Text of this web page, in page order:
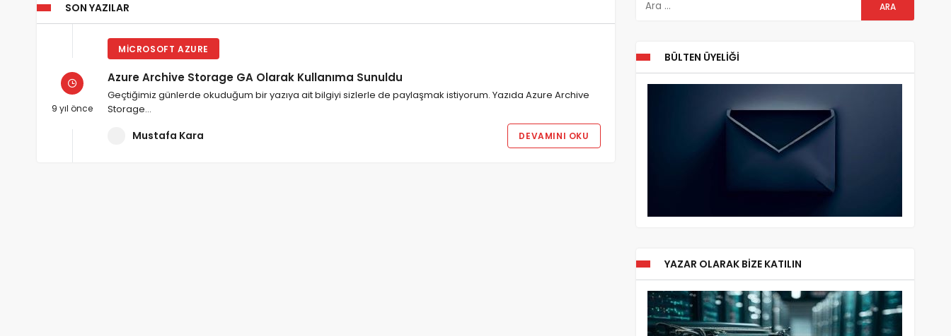
SON YAZILAR
9 yıl önce
MICROSOFT AZURE
Azure Archive Storage GA Olarak Kullanıma Sunuldu
Geçtiğimiz günlerde okuduğum bir yazıya ait bilgiyi sizlerle de paylaşmak istiyorum. Yazıda Azure Archive
Storage…
Mustafa Kara DEVAMINI OKU
BÜLTEN ÜYELIĞI
YAZAR OLARAK BIZE KATILIN